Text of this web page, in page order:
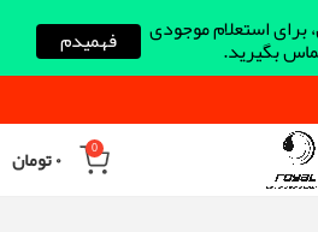
0 ۰تومان
استعلام موجودی
بگیرید. فهمیدم